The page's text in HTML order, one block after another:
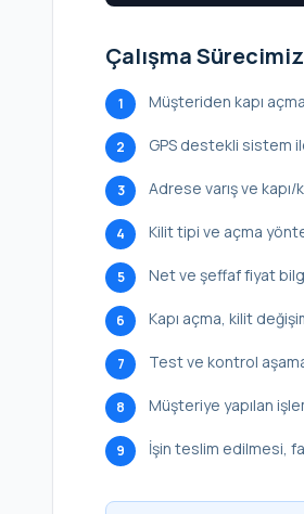
Çalışma Sürecimiz
1 Müşteriden kapı
2 GPS destekli sistem
3 Adrese varış ve
4 Kilit tipi ve açma
5 Net ve şeffaf fiyat
6 Kapı açma, kilit
7 Test ve kontrol
8 Müşteriye yapılan
9 İşin teslim edilmesi,